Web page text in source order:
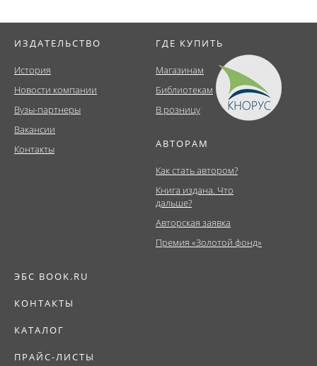
ИЗДАТЕЛЬСТВО
История
Новости компании
Вузы-партнеры
Вакансии
Контакты
ГДЕ КУПИТЬ
Магазинам
Библиотекам
В розницу
АВТОРАМ
Как стать автором?
Книга издана. Что
дальше?
Авторская заявка
Премия «Золотой фонд»
ЭБС BOOK.RU
КОНТАКТЫ
КАТАЛОГ
ПРАЙС-ЛИСТЫ